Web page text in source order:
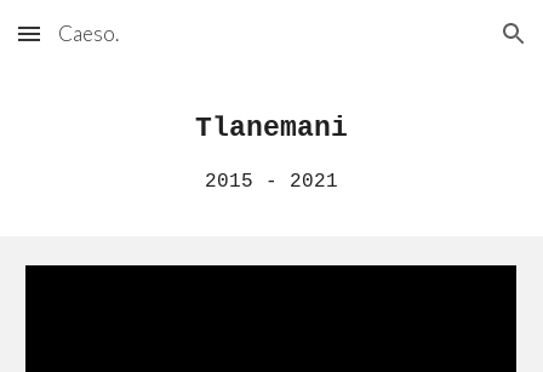
Skip to main content Skip to navigation
Caeso.
Tlanemani
2015 - 2021